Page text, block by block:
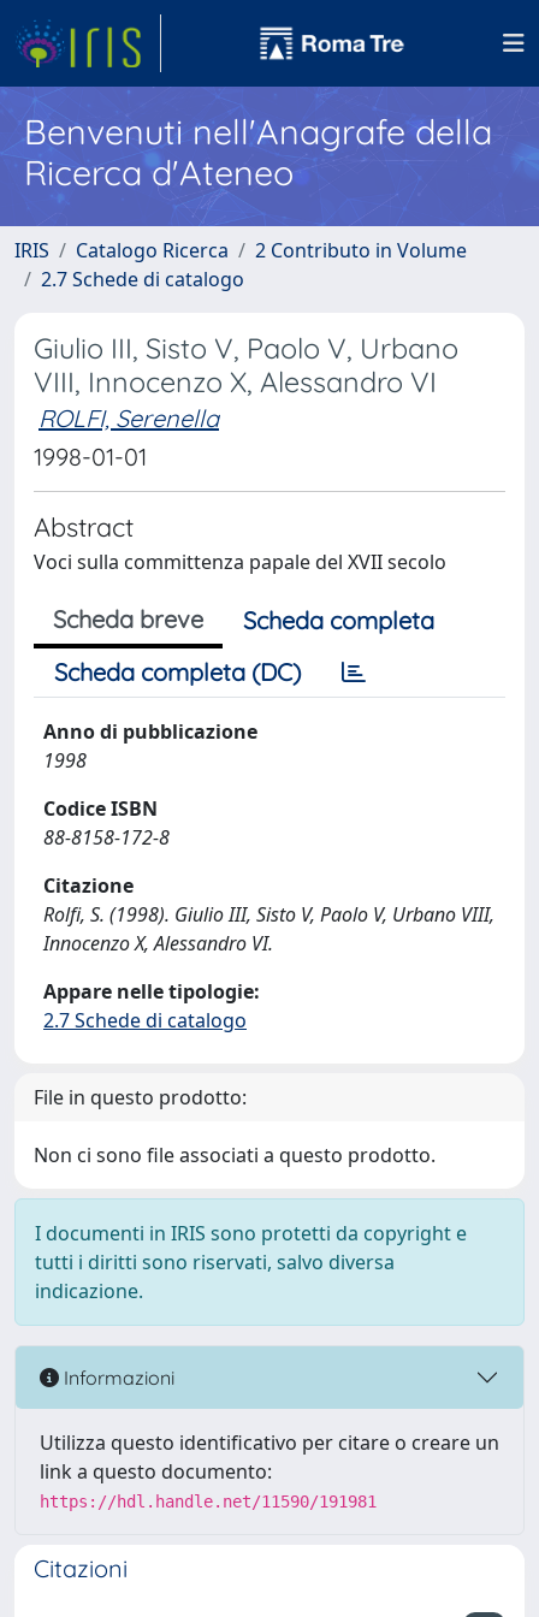
Benvenuti nell'Anagrafe della
Ricerca d'Ateneo
IRIS Catalogo Ricerca
2 Contributo in Volume
2.7 Schede di catalogo
Giulio III, Sisto V, Paolo V, Urbano
VIII, Innocenzo X, Alessandro VI
ROLFI, Serenella
1998-01-01
Abstract
Voci sulla committenza papale del XVII secolo
Scheda breve
Scheda completa
Scheda completa (DC)
Anno di pubblicazione
1998
Codice ISBN
88-8158-172-8
Citazione
Rolfi, S. (1998). Giulio III, Sisto V, Paolo V, Urbano VIII,
Innocenzo X, Alessandro VI.
Appare nelle tipologie:
2.7 Schede di catalogo
File in questo prodotto:
Non ci sono file associati a questo prodotto.
I documenti in IRIS sono protetti da copyright e
tutti i diritti sono riservati, salvo diversa
indicazione.
Informazioni
Utilizza questo identificativo per citare o creare un
link a questo documento:
https://hdl.handle.net/11590/191981
Citazioni